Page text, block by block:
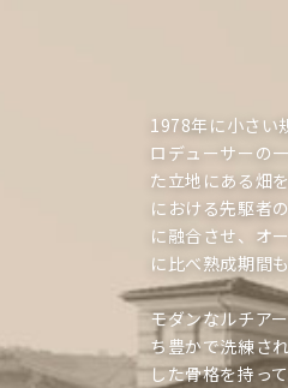
1978年に小さい
ロデューサーの
た立地にある畑
における先駆者
に融合させ、オ
に比べ熟成期間
モダンなルチア
ち豊かで洗練さ
した骨格を持っ